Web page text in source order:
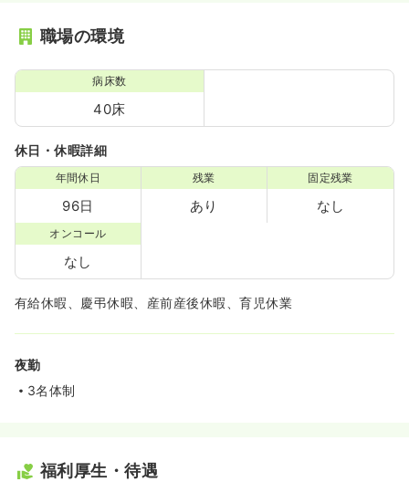
職場の環境
病床数
40床
休日・休暇詳細
年間休日
96日
残業
あり
固定残業
なし
オンコール
なし
有給休暇、慶弔休暇、産前産後休暇、育児休業
夜勤
3名体制
福利厚生・待遇